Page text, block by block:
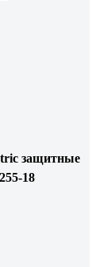
защитные
18